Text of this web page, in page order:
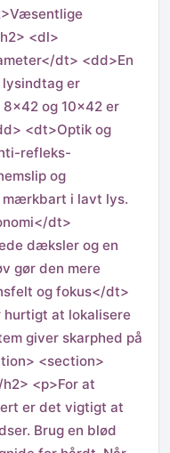
<dl>
dt> <dd>En
lysindtag er
og 10×42 er
<dt>Optik og
refleks-
og
i lavt lys.
dt>
dæksler og en
gør den mere
og fokus</dt>
at lokalisere
giver skarphed på
<section>
<p>For at
er det vigtigt at
Brug en blød